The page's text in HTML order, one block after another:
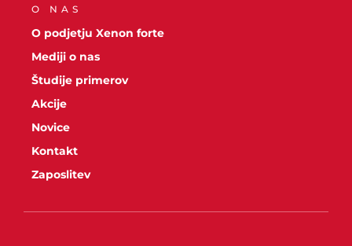
O NAS
O podjetju Xenon forte
Mediji o nas
Študije primerov
Akcije
Novice
Kontakt
Zaposlitev